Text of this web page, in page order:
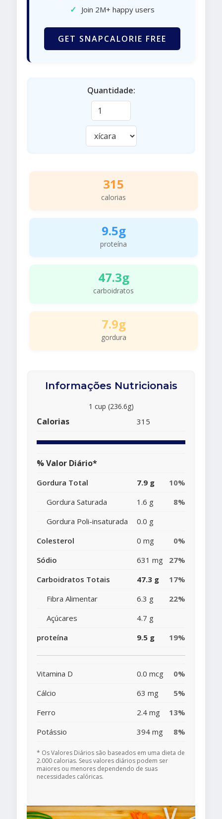
✓ Join 2M+ happy users
GET SNAPCALORIE FREE
Quantidade:
315
calorias
9.5g
proteína
47.3g
carboidratos
7.9g
gordura
Informações Nutricionais
1 cup (236.6g)
Calorias 315
% Valor Diário*
Gordura Total 7.9 g
10%
Gordura Saturada
1.6 g
8%
Gordura Poli-insaturada
0.0 g
Colesterol
0 mg
0%
Sódio
631 mg
27%
Carboidratos Totais
47.3 g
17%
Fibra Alimentar
6.3 g
22%
Açúcares
4.7 g
proteína
9.5 g 19%
Vitamina D 0.0 mcg
0%
Cálcio
63 mg
5%
Ferro
2.4 mg
13%
Potássio
394 mg 8%
* Os Valores Diários são baseados em uma dieta de
2.000 calorias. Seus valores diários podem ser
maiores ou menores dependendo de suas
necessidades calóricas.